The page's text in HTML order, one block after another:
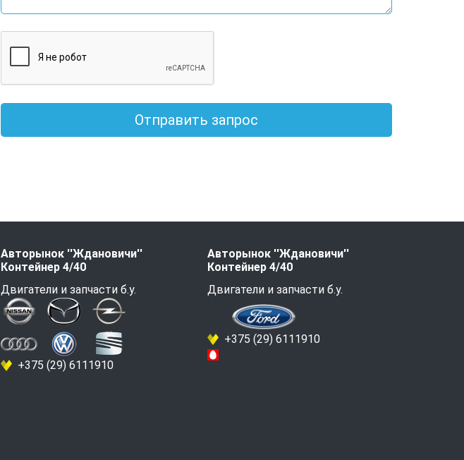
Отправить запрос
Авторынок ''Ждановичи''
Контейнер 4/40
Двигатели и запчасти б.у.
+375 (29) 6111910
Авторынок ''Ждановичи''
Контейнер 4/40
Двигатели и запчасти б.у.
+375 (29) 6111910